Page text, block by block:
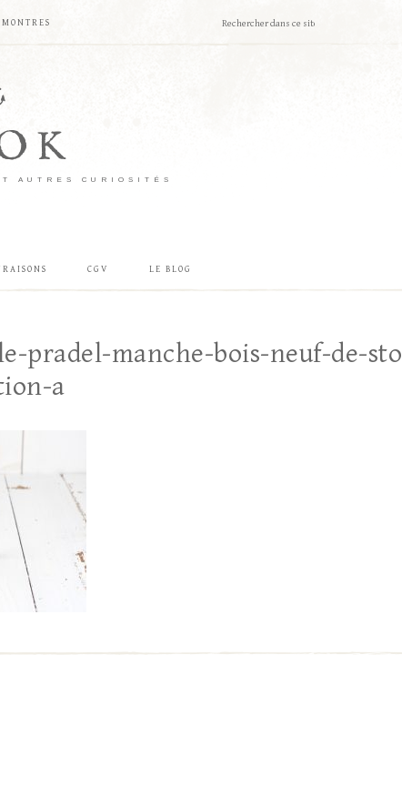
MONTRES
AUTRES CURIOSITÉS
CGV LE BLOG
pradel-manche-bois-neuf-de-
a